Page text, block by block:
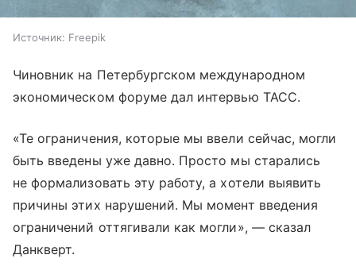
Источник: Freepik
Чиновник на Петербургском международном
экономическом форуме дал интервью ТАСС.
«Те ограничения, которые мы ввели сейчас, могли
быть введены уже давно. Просто мы старались
не формализовать эту работу, а хотели выявить
причины этих нарушений. Мы момент введения
ограничений оттягивали как могли», — сказал
Данкверт.